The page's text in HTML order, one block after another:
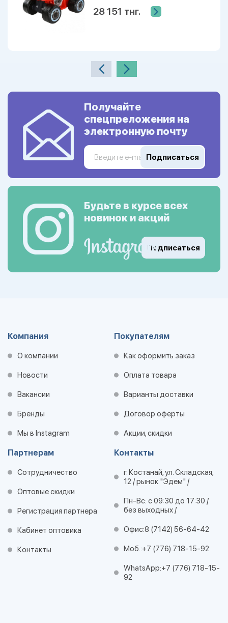
28 151 тнг.
Получайте
спецпреложения на
электронную почту
Подписаться
Будьте в курсе всех
новинок и акций
Подписаться
Компания
О компании
Новости
Вакансии
Бренды
Мы в Instagram
Покупателям
Как оформить заказ
Оплата товара
Варианты доставки
Договор оферты
Акции, скидки
Партнерам
Сотрудничество
Оптовые скидки
Регистрация партнера
Кабинет оптовика
Контакты
Контакты
г. Костанай, ул. Складская,
12 / рынок "Эдем" /
Пн-Вс: с 09:30 до 17:30 /
без выходных /
Офис:8 (7142) 56-64-42
Моб.:+7 (776) 718-15-92
WhatsApp:+7 (776) 718-15-
92